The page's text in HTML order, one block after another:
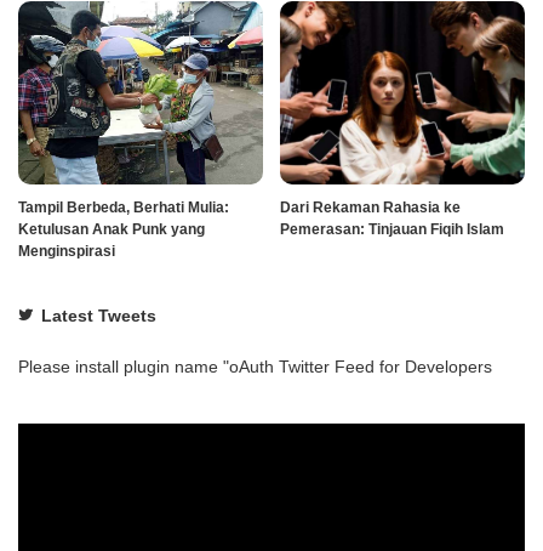
Tampil Berbeda, Berhati Mulia:
Ketulusan Anak Punk yang
Menginspirasi
Dari Rekaman Rahasia ke
Pemerasan: Tinjauan Fiqih Islam
Latest Tweets
Please install plugin name "oAuth Twitter Feed for Developers